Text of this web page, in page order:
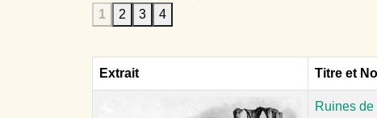
1
2 3
4
Extrait Titre et
Ruines